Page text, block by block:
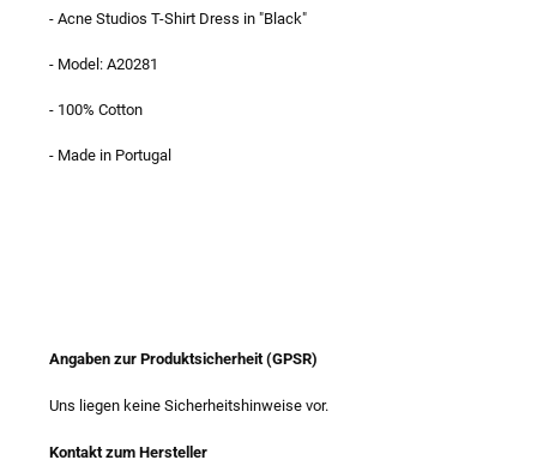
- Acne Studios T-Shirt Dress in "Black"
- Model: A20281
- 100% Cotton
- Made in Portugal
Angaben zur Produktsicherheit (GPSR)
Uns liegen keine Sicherheitshinweise vor.
Kontakt zum Hersteller